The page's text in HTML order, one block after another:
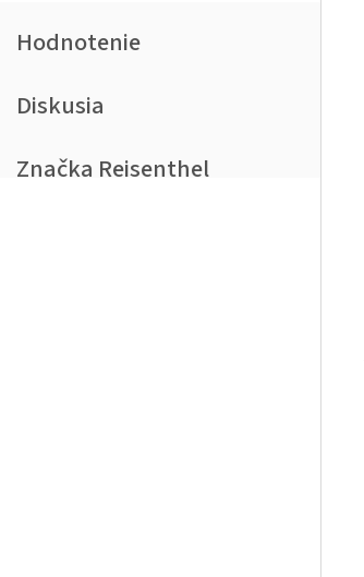
Hodnotenie
Diskusia
Značka Reisenthel